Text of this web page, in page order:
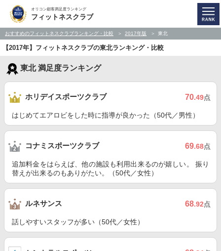
オリコン顧客満足度ランキング
フィットネスクラブ
おすすめのフィットネスクラブランキング・比較 2017年版 東北
【2017年】フィットネスクラブの東北ランキング・比較
東北 満足度ランキング
ホリデイスポーツクラブ 70.49点
はじめてエアロビをした時に指導が良かった（50代／男性）
コナミスポーツクラブ 69.68点
追加料金をはらえば、他の施設も利用出来るのが嬉しい。 振り
替えが出来るのもありがたい。（50代／女性）
ルネサンス 68.92点
話しやすいスタッフが多い（50代／女性）